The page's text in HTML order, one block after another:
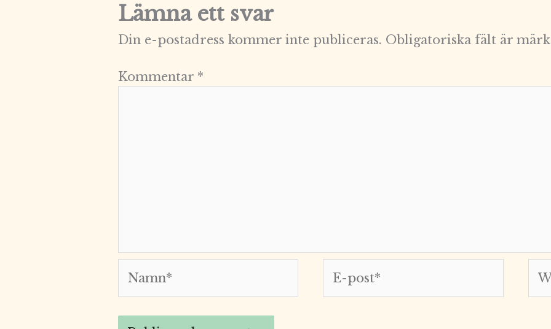
Lämna ett svar
Din e-postadress kommer inte publiceras. Obligatoriska fält är
Kommentar *
post*